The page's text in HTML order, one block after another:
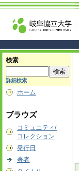
検索
詳細検索
ホーム
ブラウズ
コミュニティ/
コレクション
発行日
著者